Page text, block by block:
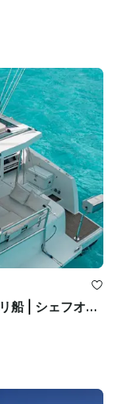
VIPグループ向け豪華45フィートバリ船 | シェフオープンバーグリルロブスターステーキ